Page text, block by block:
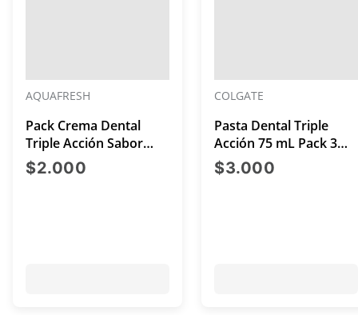
AQUAFRESH
Pack Crema Dental
Triple Acción Sabor
Menta con Flúor 95Gr
X2
$2.000 precio actual $2.000
COLGATE
Pasta Dental Triple
Acción 75 mL Pack 3
Unidades
$3.000